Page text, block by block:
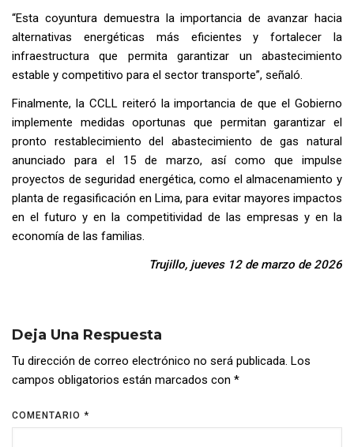
“Esta coyuntura demuestra la importancia de avanzar hacia
alternativas energéticas más eficientes y fortalecer la
infraestructura que permita garantizar un abastecimiento
estable y competitivo para el sector transporte”, señaló.
Finalmente, la CCLL reiteró la importancia de que el Gobierno
implemente medidas oportunas que permitan garantizar el
pronto restablecimiento del abastecimiento de gas natural
anunciado para el 15 de marzo, así como que impulse
proyectos de seguridad energética, como el almacenamiento y
planta de regasificación en Lima, para evitar mayores impactos
en el futuro y en la competitividad de las empresas y en la
economía de las familias.
Trujillo, jueves 12 de marzo de 2026
Deja Una Respuesta
Tu dirección de correo electrónico no será publicada. Los
campos obligatorios están marcados con *
COMENTARIO *